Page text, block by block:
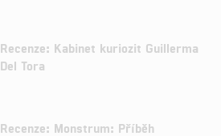
Recenze: Kabinet kuriozit Guillerma
Del Tora
Recenze: Monstrum: Příběh